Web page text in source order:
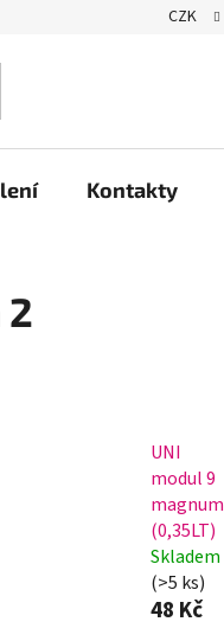
CZK
Kontakty
2
UNI
modul 9
magnum
(0,35LT)
Skladem
(>5 ks)
48 Kč